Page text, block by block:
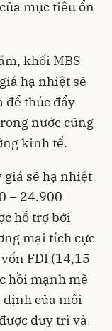
mục tiêu ổn
khối MBS
hạ nhiệt sẽ
để thúc đẩy
nước cũng
kinh tế.
giá sẽ hạ nhiệt
– 24.900
hỗ trợ bởi
mại tích cực
FDI (14,15
hồi mạnh mẽ
định của môi
duy trì và